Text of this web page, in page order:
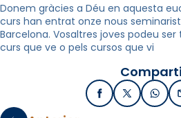
Donem gràcies a Déu en aquesta
curs han entrat onze nous
Barcelona. Vosaltres joves podeu
curs que ve o pels cursos que vi
FacebookX / Twitter